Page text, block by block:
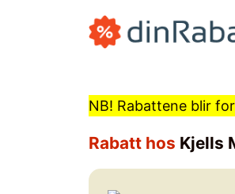
NB! Rabattene blir
Rabatt hos Kjells